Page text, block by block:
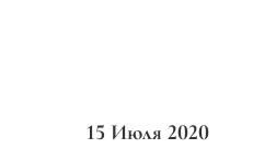
15 Июля 2020